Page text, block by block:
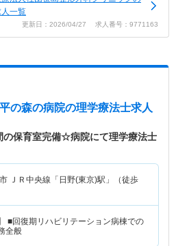
一覧
更新日：2026/04/27 求人番号：9771163
の森の病院の理学療法士求人
の保育室完備☆病院にて理学療法士
ＪＲ中央線「日野(東京)駅」（徒歩
■回復期リハビリテーション病棟での
全般